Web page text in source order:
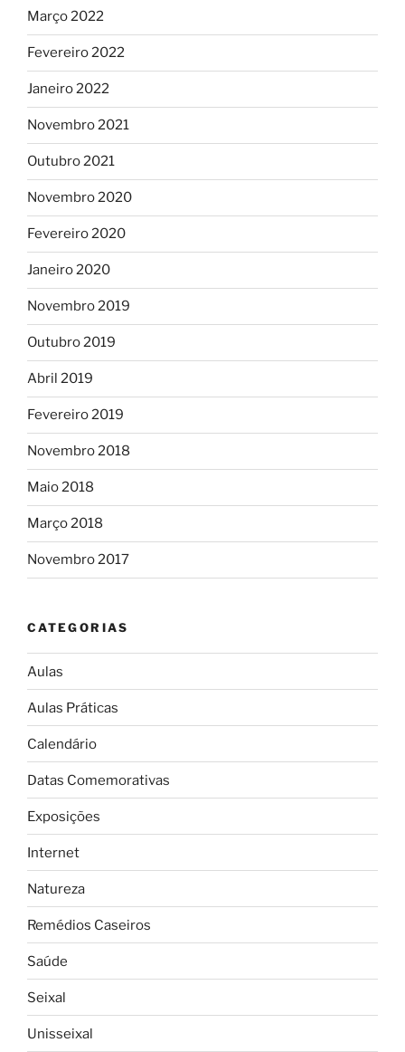
Março 2022
Fevereiro 2022
Janeiro 2022
Novembro 2021
Outubro 2021
Novembro 2020
Fevereiro 2020
Janeiro 2020
Novembro 2019
Outubro 2019
Abril 2019
Fevereiro 2019
Novembro 2018
Maio 2018
Março 2018
Novembro 2017
CATEGORIAS
Aulas
Aulas Práticas
Calendário
Datas Comemorativas
Exposições
Internet
Natureza
Remédios Caseiros
Saúde
Seixal
Unisseixal